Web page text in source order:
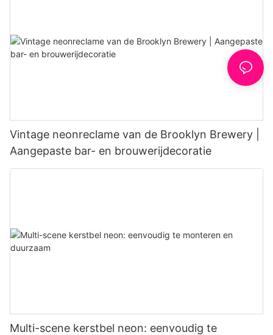
Vintage neonreclame van de Brooklyn Brewery |
Aangepaste bar- en brouwerijdecoratie
Multi-scene kerstbel neon: eenvoudig te